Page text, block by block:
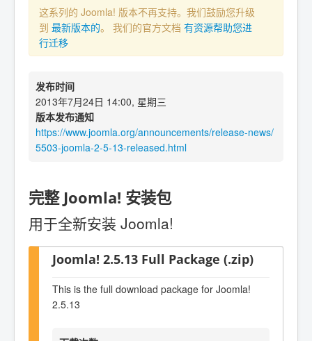
这系列的 Joomla! 版本不再支持。我们鼓励您升级
到 最新版本的。 我们的官方文档 有资源帮助您进
行迁移
发布时间
2013年7月24日 14:00, 星期三
版本发布通知
https://www.joomla.org/announcements/release-news/
5503-joomla-2-5-13-released.html
完整 Joomla! 安装包
用于全新安装 Joomla!
Joomla! 2.5.13 Full Package (.zip)
This is the full download package for Joomla!
2.5.13